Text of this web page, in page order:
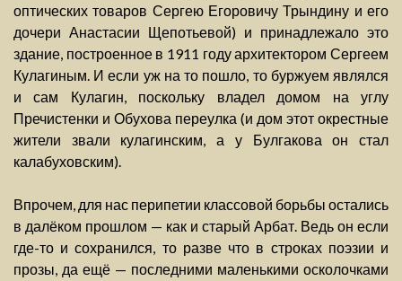
оптических товаров Сергею Егоровичу Трындину и его
дочери Анастасии Щепотьевой) и принадлежало это
здание, построенное в 1911 году архитектором Сергеем
Кулагиным. И если уж на то пошло, то буржуем являлся
и сам Кулагин, поскольку владел домом на углу
Пречистенки и Обухова переулка (и дом этот окрестные
жители звали кулагинским, а у Булгакова он стал
калабуховским).
Впрочем, для нас перипетии классовой борьбы остались
в далёком прошлом — как и старый Арбат. Ведь он если
где-то и сохранился, то разве что в строках поэзии и
прозы, да ещё — последними маленькими осколочками